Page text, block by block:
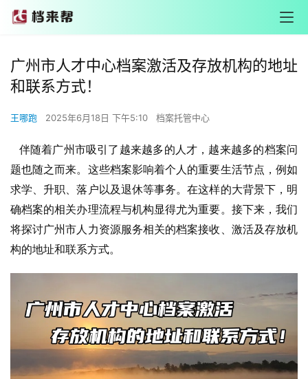
广州市人才中心档案激活及存放机构的地址
和联系方式！
王哪跑 2025年6月18日 下午5:10 档案托管中心
伴随着广州市吸引了越来越多的人才，越来越多的档案问
题也随之而来。这些档案影响着个人的重要生活节点，例如
求学、升职、落户以及退休等事务。在这样的大背景下，明
确档案的相关办理流程与机构显得尤为重要。接下来，我们
将探讨广州市人力资源服务相关的档案接收、激活及存放机
构的地址和联系方式。